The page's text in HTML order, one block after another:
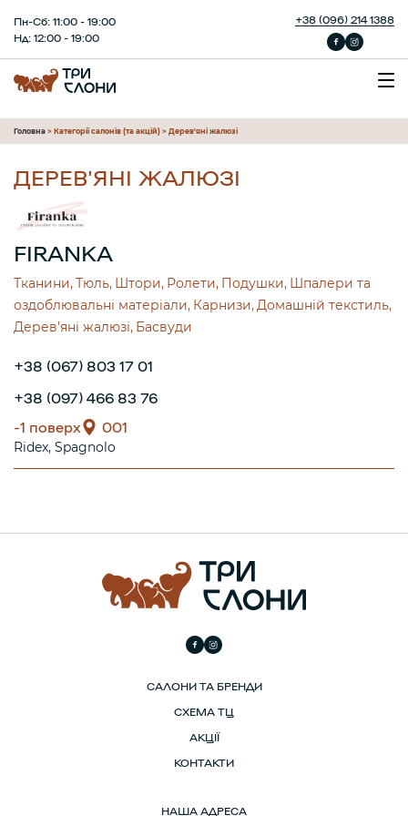
Пн-Сб: 11:00 - 19:00
Нд: 12:00 - 19:00
+38 (096) 214 1388
Головна > Категорії салонів (та акцій) > Дерев'яні жалюзі
ДЕРЕВ'ЯНІ ЖАЛЮЗІ
FIRANKA
Тканини Тюль Штори Ролети Подушки Шпалери та
оздоблювальні матеріали Карнизи Домашній текстиль
Дерев'яні жалюзі Басвуди
+38 (067) 803 17 01
+38 (097) 466 83 76
-1 поверх
001
Ridex Spagnolo
САЛОНИ ТА БРЕНДИ
СХЕМА ТЦ
АКЦІЇ
КОНТАКТИ
НАША АДРЕСА